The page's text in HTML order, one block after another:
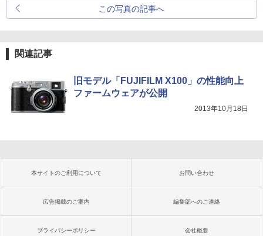
この写真の記事へ
関連記事
旧モデル「FUJIFILM X100」の性能向上
ファームウェアが公開
2013年10月18日
本サイトのご利用について お問い合わせ
広告掲載のご案内 編集部へのご連絡
プライバシーポリシー 会社概要